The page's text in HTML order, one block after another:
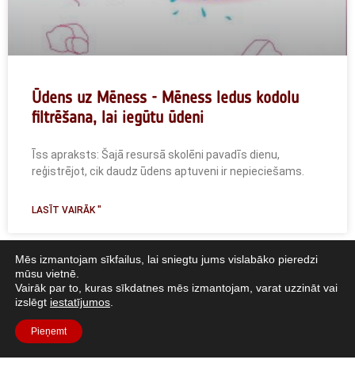
Ūdens uz Mēness - Mēness ledus kodolu
filtrēšana, lai iegūtu ūdeni
Īss apraksts: Šajā resursā skolēni pavadīs dienu,
reģistrējot, cik daudz ūdens aptuveni ir nepieciešams.
LASĪT VAIRĀK "
Visi resursi
Mēs izmantojam sīkfailus, lai sniegtu jums vislabāko pieredzi
mūsu vietnē.
Vairāk par to, kuras sīkdatnes mēs izmantojam, varat uzzināt vai
izslēgt iestatījumos
Pieņemt